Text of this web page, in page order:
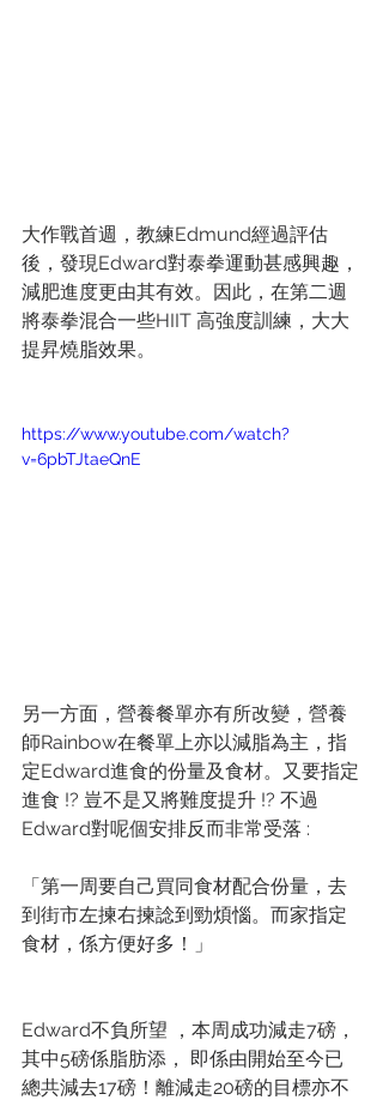
大作戰首週，教練Edmund經過評估
後，發現Edward對泰拳運動甚感興趣，
減肥進度更由其有效。因此，在第二週
將泰拳混合一些HIIT 高強度訓練，大大
提昇燒脂效果。
https://www.youtube.com/watch?
v=6pbTJtaeQnE
另一方面，營養餐單亦有所改變，營養
師Rainbow在餐單上亦以減脂為主，指
定Edward進食的份量及食材。又要指定
進食 !? 豈不是又將難度提升 !? 不過
Edward對呢個安排反而非常受落 :
「第一周要自己買同食材配合份量，去
到街市左揀右揀諗到勁煩惱。而家指定
食材，係方便好多！」
Edward不負所望 ，本周成功減走7磅，
其中5磅係脂肪添， 即係由開始至今已
總共減去17磅！離減走20磅的目標亦不